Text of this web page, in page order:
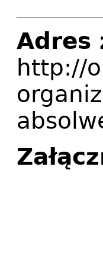
Adres
http://